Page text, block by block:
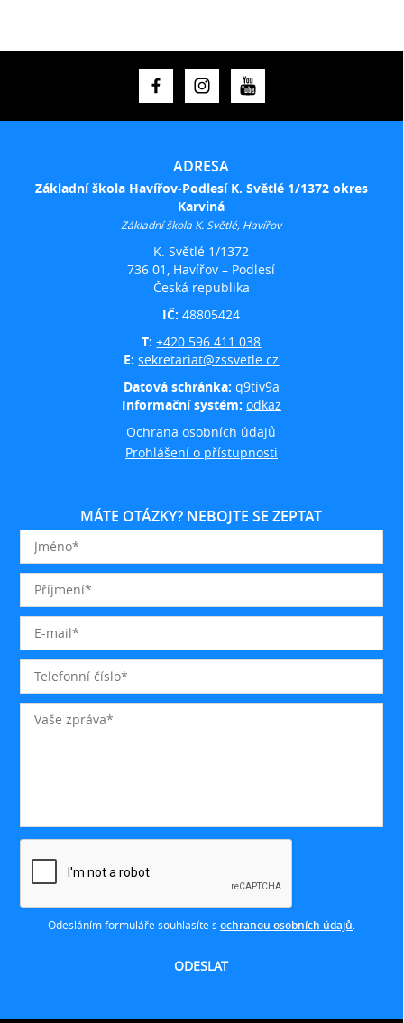
ADRESA
Základní škola Havířov-Podlesí K. Světlé 1/1372 okres
Karviná
Základní škola K. Světlé, Havířov
K. Světlé 1/1372
736 01, Havířov – Podlesí
Česká republika
IČ:48805424
T:+420 596 411 038
E:sekretariat@zssvetle.cz
Datová schránka: q9tiv9a
Informační systém: odkaz
Ochrana osobních údajů
Prohlášení o přístupnosti
MÁTE OTÁZKY? NEBOJTE SE ZEPTAT
Odesláním formuláře souhlasíte s ochranou osobních údajů